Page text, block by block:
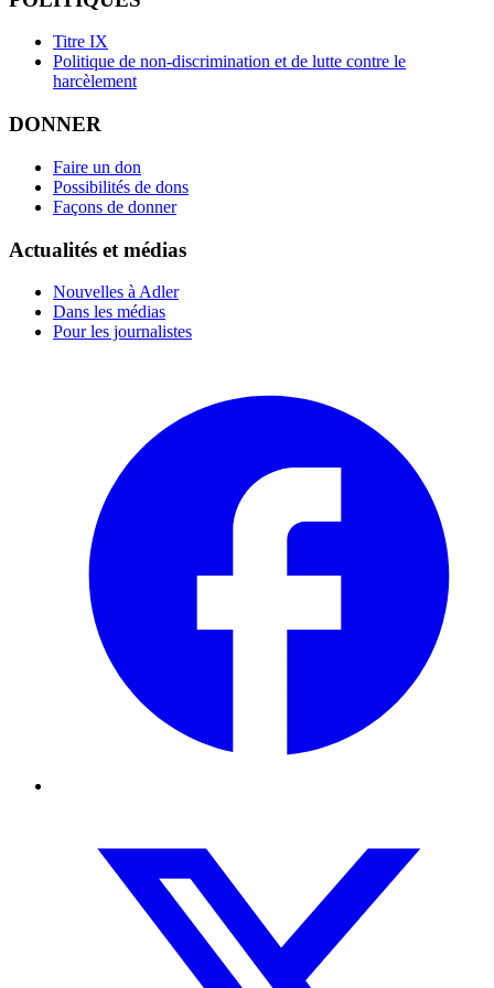
Titre IX
Politique de non-discrimination et de lutte contre le
harcèlement
DONNER
Faire un don
Possibilités de dons
Façons de donner
Actualités et médias
Nouvelles à Adler
Dans les médias
Pour les journalistes